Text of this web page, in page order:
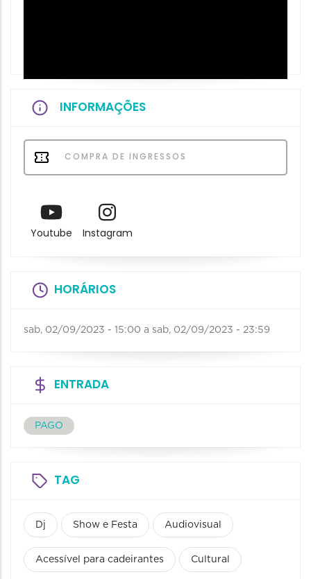
INFORMAÇÕES
COMPRA DE INGRESSOS
Youtube Instagram
HORÁRIOS
sab, 02/09/2023 - 15:00 a sab, 02/09/2023 - 23:59
ENTRADA
PAGO
TAG
Dj Show e Festa Audiovisual
Acessível para cadeirantes Cultural